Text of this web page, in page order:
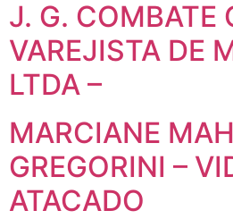
J. G. COMBATE
VAREJISTA DE
LTDA –
MARCIANE
GREGORINI –
ATACADO